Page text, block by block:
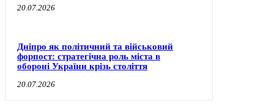
20.07.2026
Дніпро як політичний та військовий
форпост: стратегічна роль міста в
обороні України крізь століття
20.07.2026